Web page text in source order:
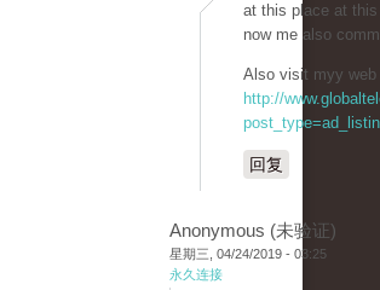
at this place at
now me also
Also visit myy
http://
回复
Anonymous (未验证)
星期三, 04/24/2019 - 03:25
永久连接